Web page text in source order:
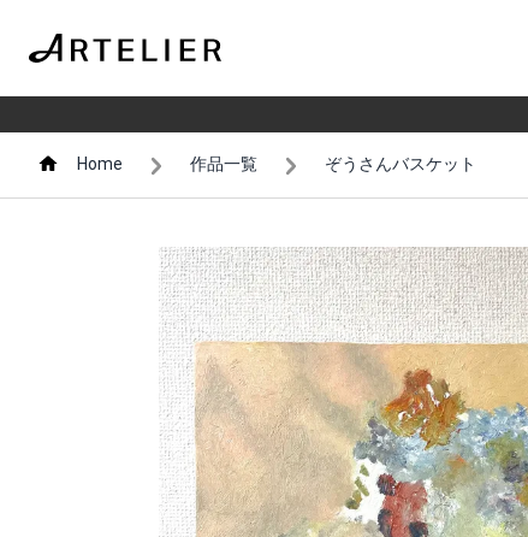
Home 作品一覧 ぞうさんバスケット